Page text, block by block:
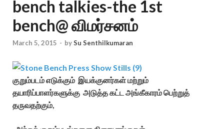
bench talkies-the 1st
bench@ விமர்சனம்
March 5, 2015 - bySu Senthilkumaran
குறும்படம் எடுக்கும் இயக்குனர்கள் மற்றும்
தயாரிப்பாளர்களுக்கு அடுத்த கட்ட அங்கீகாரம் பெற்றுத்
தருவதற்கும்,